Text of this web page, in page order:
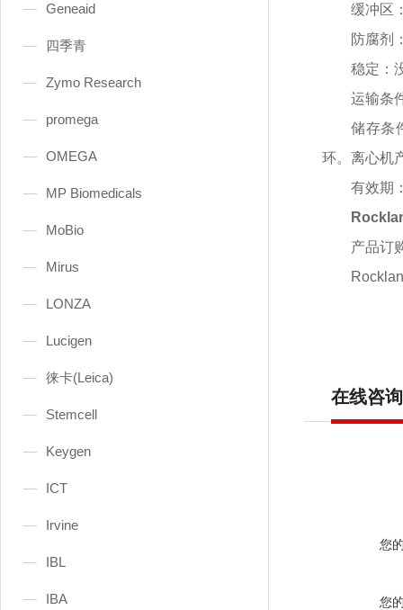
Geneaid
四季青
Zymo Research
promega
OMEGA
MP Biomedicals
MoBio
Mirus
LONZA
Lucigen
徕卡(Leica)
Stemcell
Keygen
ICT
Irvine
IBL
IBA
缓冲区
防腐剂
稳定：
运输条
储存条
环。离心机
有效期
产品订
在线咨询
您
您